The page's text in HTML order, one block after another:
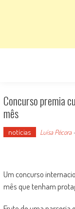
Concurso premia
mês
notícias Luísa Pécora
Um concurso
mês que tenham